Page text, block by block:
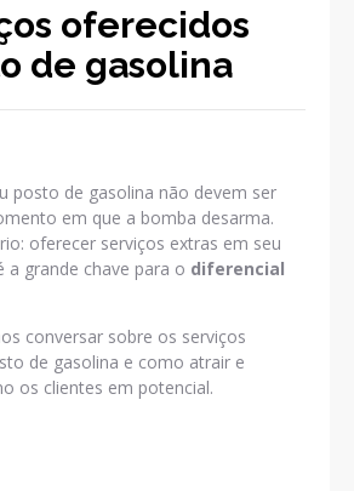
oferecidos
de gasolina
posto de gasolina não devem ser
em que a bomba desarma.
oferecer serviços extras em seu
a grande chave para o diferencial
conversar sobre os serviços
de gasolina e como atrair e
os clientes em potencial.